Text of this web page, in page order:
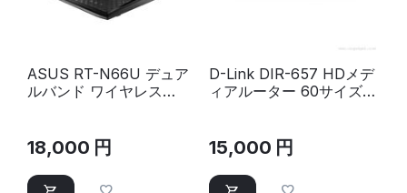
ASUS RT-N66U デュア
ルバンド ワイヤレス
18,000 円
D-Link DIR-657 HDメデ
ィアルーター 60サイズ
15,000 円